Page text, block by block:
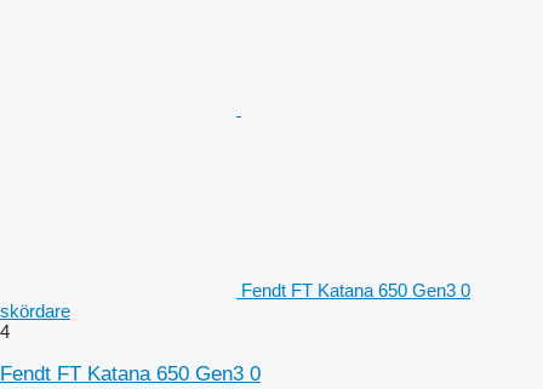
Fendt FT Katana 650 Gen3 0
skördare
4
Fendt FT Katana 650 Gen3 0